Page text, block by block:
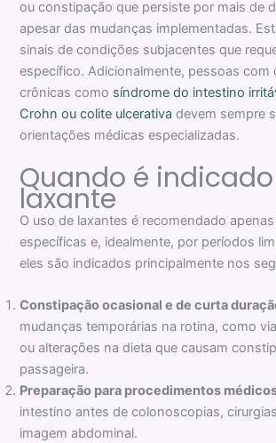
ou constipação que persiste por mais de
apesar das mudanças implementadas.
sinais de condições subjacentes que
específico. Adicionalmente, pessoas com
crônicas como síndrome do intestino
Crohn ou colite ulcerativa devem sempre
orientações médicas especializadas.
Quando é
laxante
O uso de laxantes é recomendado
específicas e, idealmente, por períodos
eles são indicados principalmente nos
Constipação ocasional e de curta
mudanças temporárias na rotina, como
ou alterações na dieta que causam
passageira.
Preparação para procedimentos
intestino antes de colonoscopias,
imagem abdominal.